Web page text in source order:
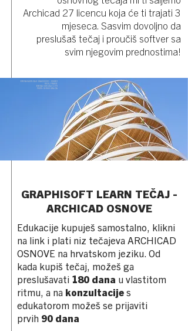
Archicad 27 licencu koja će ti trajati 3
mjeseca. Sasvim dovoljno da
preslušaš tečaj i proučiš softver sa
svim njegovim prednostima!
BRENAC&GONZALEZ&ASSOCIES - HIGHER
ROCH, FRANCE
BRENAC-GONZALEZ.FR
PHOTO: SERGIO GRAZIA
GRAPHISOFT LEARN TEČAJ -
ARCHICAD OSNOVE
Edukacije kupuješ samostalno, klikni
na link i plati niz tečajeva ARCHICAD
OSNOVE na hrvatskom jeziku. Od
kada kupiš tečaj, možeš ga
preslušavati 180 dana u vlastitom
ritmu, a na konzultacijes
edukatorom možeš se prijaviti
prvih 90 dana